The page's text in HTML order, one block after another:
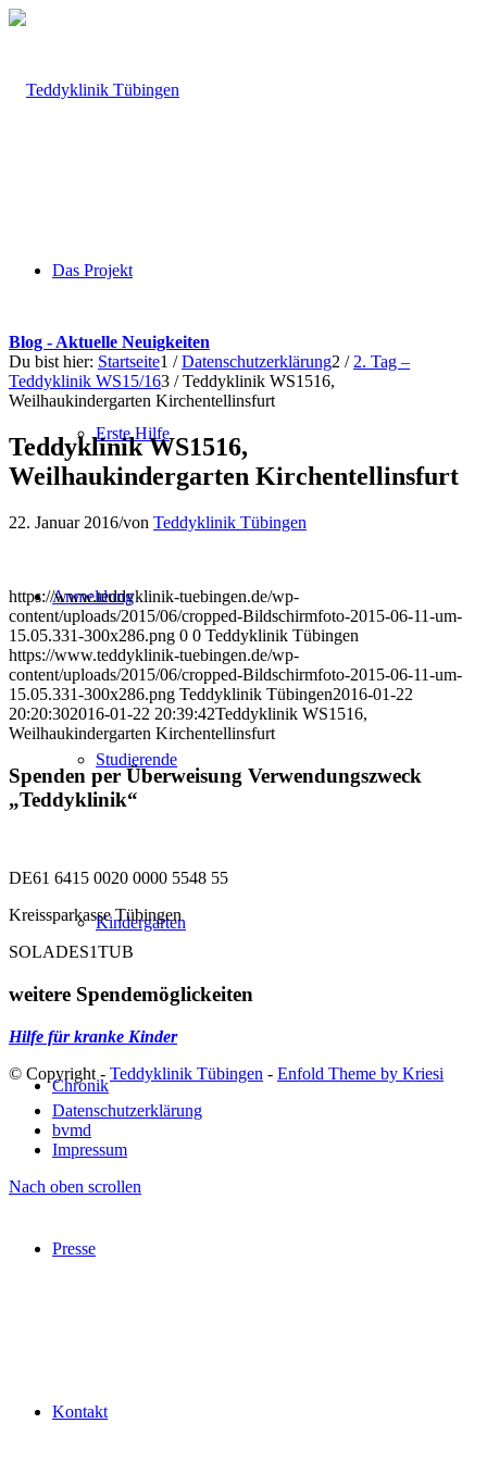
Das Projekt
Erste Hilfe
Anmeldung
Studierende
Kindergärten
Chronik
Presse
Kontakt
Blog - Aktuelle Neuigkeiten
Du bist hier: Startseite1 / Datenschutzerklärung2 / 2. Tag –
Teddyklinik WS15/163 / Teddyklinik WS1516,
Weilhaukindergarten Kirchentellinsfurt
Teddyklinik WS1516,
Weilhaukindergarten Kirchentellinsfurt
22. Januar 2016/von Teddyklinik Tübingen
https://www.teddyklinik-tuebingen.de/wp-
content/uploads/2015/06/cropped-Bildschirmfoto-2015-06-11-um-
15.05.331-300x286.png 0 0 Teddyklinik Tübingen
https://www.teddyklinik-tuebingen.de/wp-
content/uploads/2015/06/cropped-Bildschirmfoto-2015-06-11-um-
15.05.331-300x286.png Teddyklinik Tübingen2016-01-22
20:20:302016-01-22 20:39:42Teddyklinik WS1516,
Weilhaukindergarten Kirchentellinsfurt
Spenden per Überweisung Verwendungszweck
„Teddyklinik“
DE61 6415 0020 0000 5548 55
Kreissparkasse Tübingen
SOLADES1TUB
weitere Spendemöglickeiten
Hilfe für kranke Kinder
© Copyright - Teddyklinik Tübingen - Enfold Theme by Kriesi
Datenschutzerklärung
bvmd
Impressum
Nach oben scrollen